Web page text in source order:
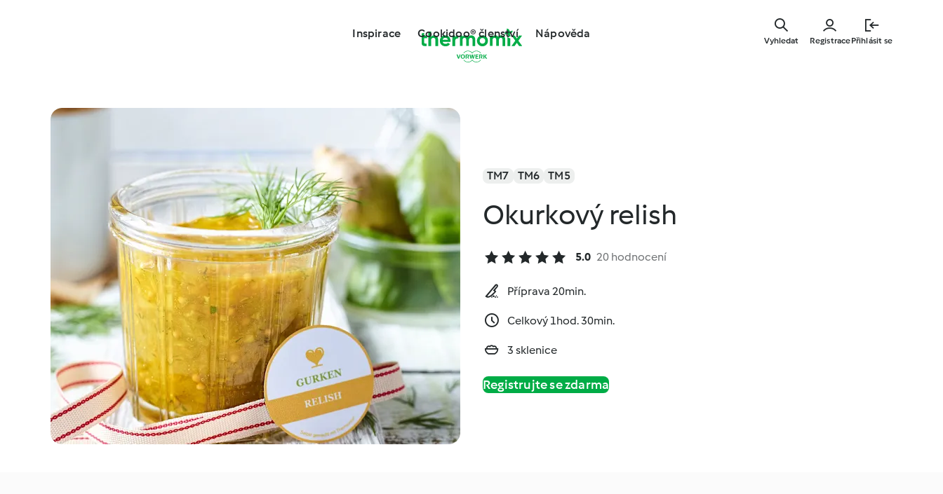
hlavnímu
Inspirace Cookidoo® členství Nápověda
RegistracePřihlásit se
Vyhledat
TM7 TM6 TM5
Okurkový relish
5.0 20 hodnocení
Příprava 20min.
Celkový 1hod. 30min.
3 sklenice
Registrujte se zdarma